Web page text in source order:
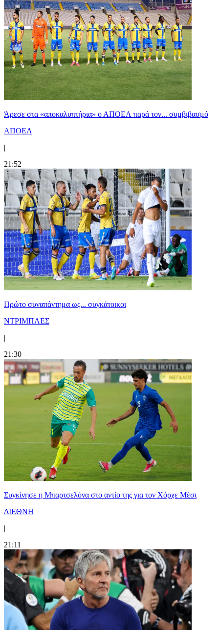
Άρεσε στα «αποκαλυπτήρια» ο ΑΠΟΕΛ παρά τον... συμβιβασμό
ΑΠΟΕΛ
|
21:52
Πρώτο συναπάντημα ως... συγκάτοικοι
ΝΤΡΙΜΠΛΕΣ
|
21:30
Συγκίνησε η Μπαρτσελόνα στο αντίο της για τον Χόρχε Μέσι
ΔΙΕΘΝΗ
|
21:11